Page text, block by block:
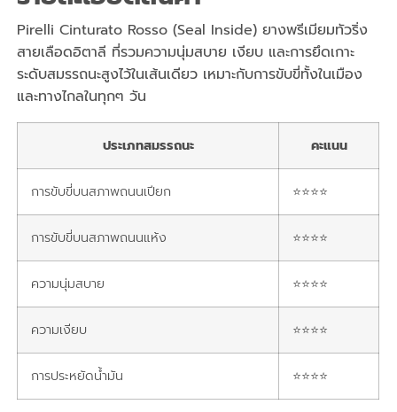
Pirelli Cinturato Rosso (Seal Inside) ยางพรีเมียมทัวริ่ง
สายเลือดอิตาลี ที่รวมความนุ่มสบาย เงียบ และการยึดเกาะ
ระดับสมรรถนะสูงไว้ในเส้นเดียว เหมาะกับการขับขี่ทั้งในเมือง
และทางไกลในทุกๆ วัน
ประเภทสมรรถนะ คะแนน
การขับขี่บนสภาพถนนเปียก ⭐⭐⭐⭐
การขับขี่บนสภาพถนนแห้ง ⭐⭐⭐⭐
ความนุ่มสบาย ⭐⭐⭐⭐
ความเงียบ ⭐⭐⭐⭐
การประหยัดน้ำมัน ⭐⭐⭐⭐